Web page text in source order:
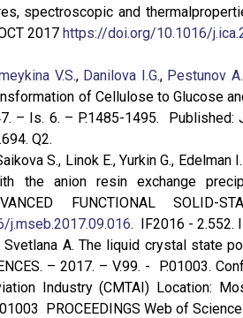
spectroscopic and
2017 https://doi.org/10.1016/
V.S., Danilova I.G., Pestunov
of Cellulose to Glucose
– Is. 6. – P.1485-1495.
Q2.
S., Linok E., Yurkin G.,
the anion resin exchange
FUNCTIONAL
j.mseb.2017.09.016. IF2016 - 2.552.
Svetlana A. The liquid crystal state
– 2017. – V.99. - P.01003.
Industry (CMTAI) Location:
PROCEEDINGS Web of Science